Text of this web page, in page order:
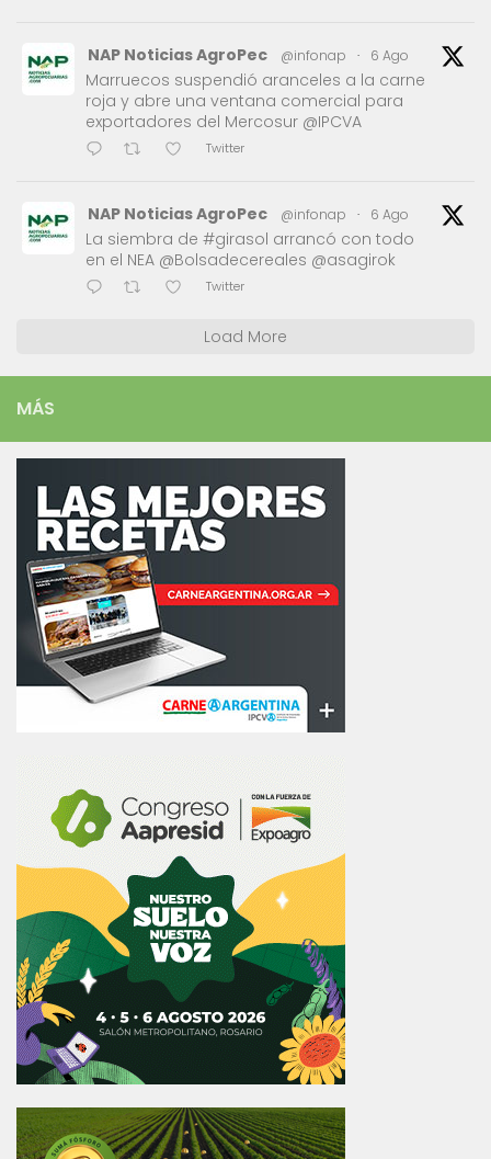
NAP Noticias AgroPec @infonap · 6 Ago
Marruecos suspendió aranceles a la carne
roja y abre una ventana comercial para
exportadores del Mercosur @IPCVA
Twitter
NAP Noticias AgroPec @infonap · 6 Ago
La siembra de #girasol arrancó con todo
en el NEA @Bolsadecereales @asagirok
Twitter
Load More
MÁS